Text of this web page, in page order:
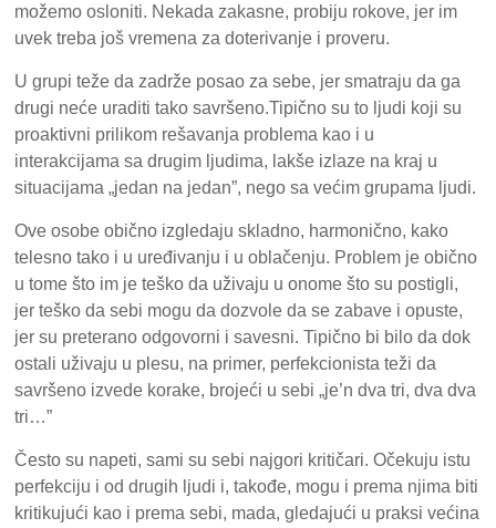
možemo osloniti. Nekada zakasne, probiju rokove, jer im
uvek treba još vremena za doterivanje i proveru.
U grupi teže da zadrže posao za sebe, jer smatraju da ga
drugi neće uraditi tako savršeno.Tipično su to ljudi koji su
proaktivni prilikom rešavanja problema kao i u
interakcijama sa drugim ljudima, lakše izlaze na kraj u
situacijama „jedan na jedan”, nego sa većim grupama ljudi.
Ove osobe obično izgledaju skladno, harmonično, kako
telesno tako i u uređivanju i u oblačenju. Problem je obično
u tome što im je teško da uživaju u onome što su postigli,
jer teško da sebi mogu da dozvole da se zabave i opuste,
jer su preterano odgovorni i savesni. Tipično bi bilo da dok
ostali uživaju u plesu, na primer, perfekcionista teži da
savršeno izvede korake, brojeći u sebi „je’n dva tri, dva dva
tri…”
Često su napeti, sami su sebi najgori kritičari. Očekuju istu
perfekciju i od drugih ljudi i, takođe, mogu i prema njima biti
kritikujući kao i prema sebi, mada, gledajući u praksi većina